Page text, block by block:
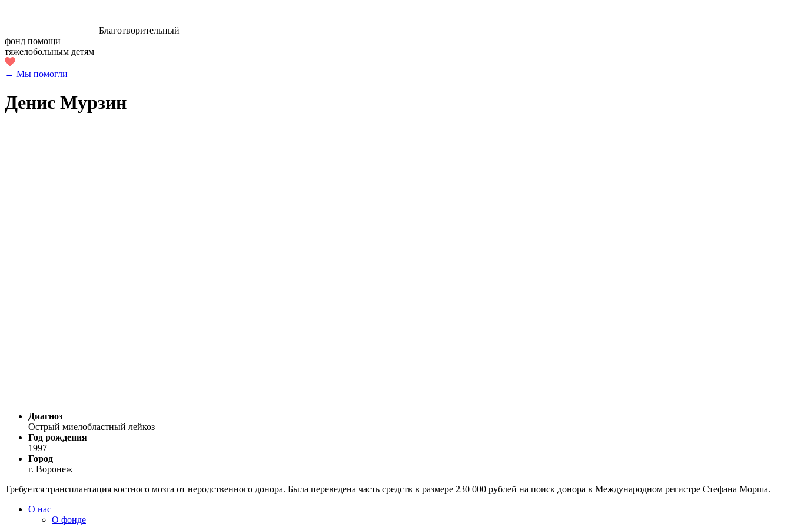
Благотворительный
фонд помощи
тяжелобольным детям
← Мы помогли
Денис Мурзин
Диагноз
Острый миелобластный лейкоз
Год рождения
1997
Город
г. Воронеж
Требуется трансплантация костного мозга от неродственного донора. Была переведена часть средств в размере 230 000 рублей на поиск донора в Международном регистре Стефана Морша.
О нас
О фонде